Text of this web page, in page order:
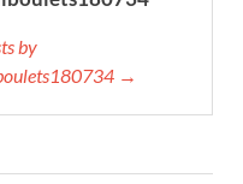
by
→